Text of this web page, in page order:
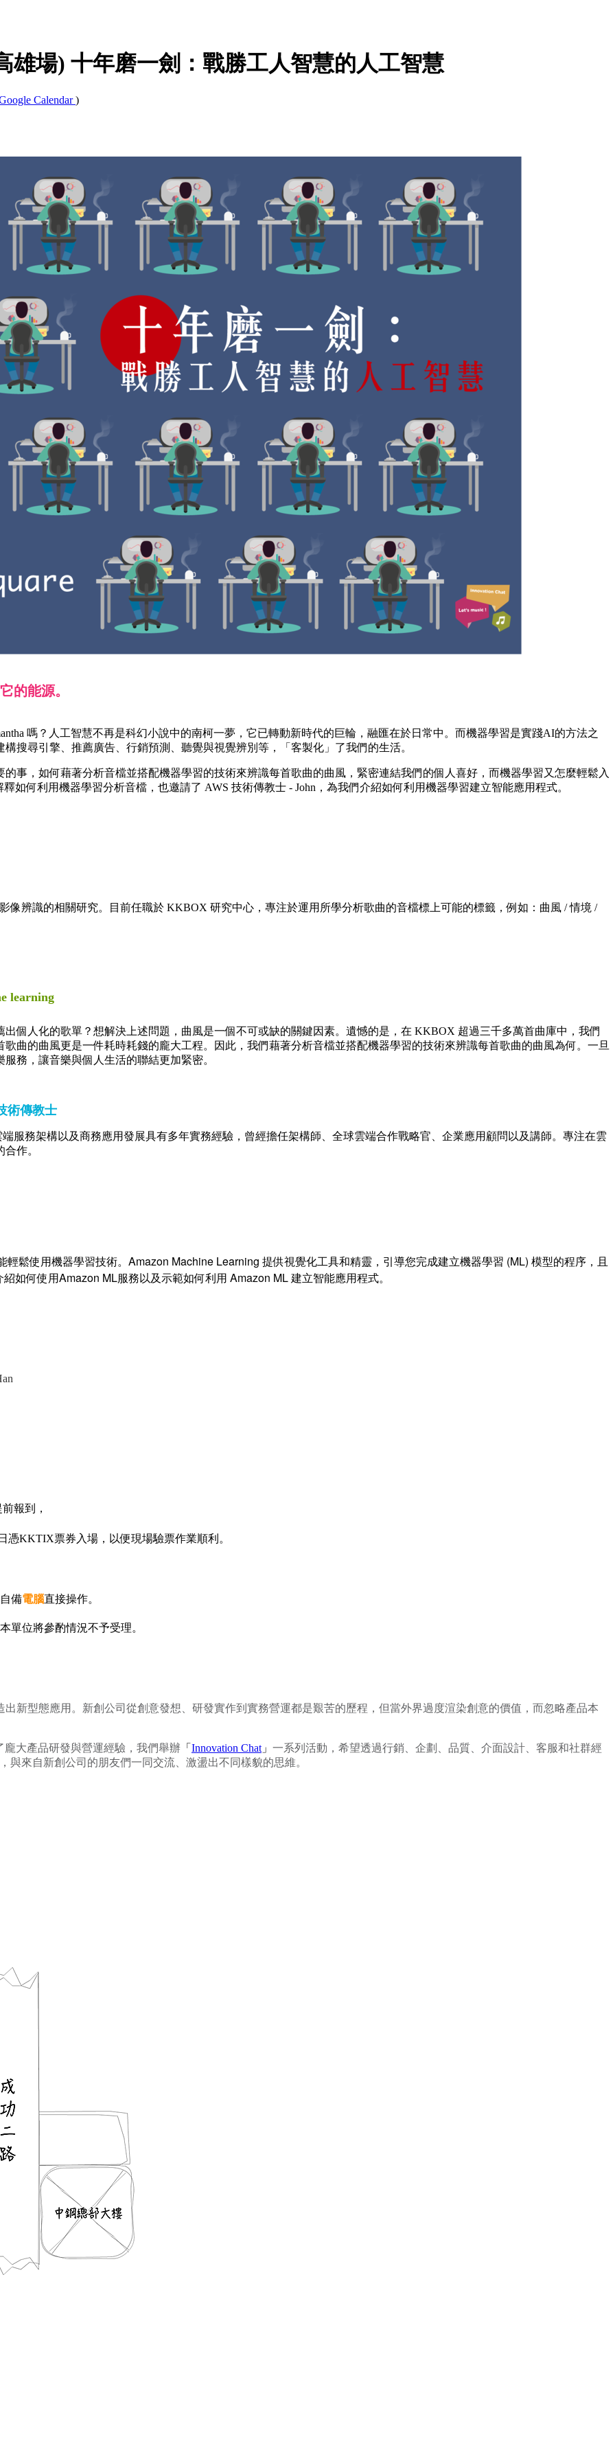
雄場) 十年磨一劍：戰勝工人智慧的人工智慧
Calendar)
的能源。
嗎？人工智慧不再是科幻小說中的南柯一夢，它已轉動新時代的巨輪，融匯在於日常中。而機器學習是實踐AI的方法之
搜尋引擎、推薦廣告、行銷預測、聽覺與視覺辨別等，「客製化」了我們的生活。
事，如何藉著分析音檔並搭配機器學習的技術來辨識每首歌曲的曲風，緊密連結我們的個人喜好，而機器學習又怎麼輕鬆入
如何利用機器學習分析音檔，也邀請了 AWS 技術傳教士 - John，為我們介紹如何利用機器學習建立智能應用程式。
像辨識的相關研究。目前任職於 KKBOX 研究中心，專注於運用所學分析歌曲的音檔標上可能的標籤，例如：曲風 / 情境 /
learning
個人化的歌單？想解決上述問題，曲風是一個不可或缺的關鍵因素。遺憾的是，在 KKBOX 超過三千多萬首曲庫中，我們
曲的曲風更是一件耗時耗錢的龐大工程。因此，我們藉著分析音檔並搭配機器學習的技術來辨識每首歌曲的曲風為何。一旦
務，讓音樂與個人生活的聯結更加緊密。
術傳教士
端服務架構以及商務應用發展具有多年實務經驗，曾經擔任架構師、全球雲端合作戰略官、企業應用顧問以及講師。專注在雲
作。
鬆使用機器學習技術。Amazon Machine Learning 提供視覺化工具和精靈，引導您完成建立機器學習 (ML) 模型的程序，且
如何使用Amazon ML服務以及示範如何利用 Amazon ML 建立智能應用程式。
報到，
憑KKTIX票券入場，以便現場驗票作業順利。
備電腦直接操作。
單位將參酌情況不予受理。
新型態應用。新創公司從創意發想、研發實作到實務營運都是艱苦的歷程，但當外界過度渲染創意的價值，而忽略產品本
大產品研發與營運經驗，我們舉辦 「 Innovation Chat 」 一系列活動，希望透過行銷、企劃、品質、介面設計、客服和社群經
來自新創公司的朋友們一同交流、激盪出不同樣貌的思維。